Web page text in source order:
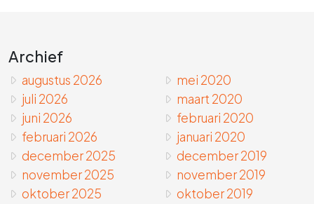
Archief
augustus 2026
juli 2026
juni 2026
februari 2026
december 2025
november 2025
oktober 2025
mei 2020
maart 2020
februari 2020
januari 2020
december 2019
november 2019
oktober 2019